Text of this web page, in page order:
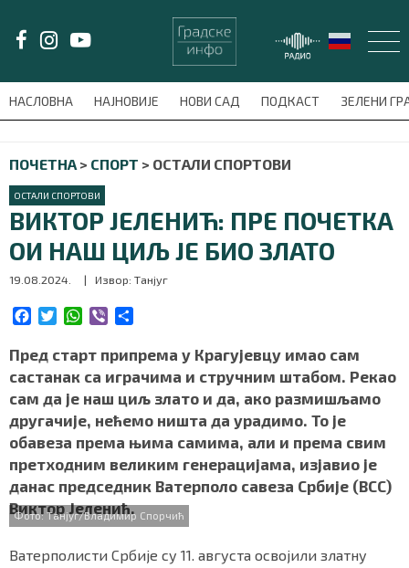
НАСЛОВНА НАЈНОВИЈЕ НОВИ САД ПОДКАСТ ЗЕЛЕНИ
meni'); $this_item = current( wp_filter_object_list(
ПОЧЕТНА > СПОРТ > ОСТАЛИ СПОРТОВИ
ОСТАЛИ СПОРТОВИ
ВИКТОР ЈЕЛЕНИЋ: ПРЕ ПОЧЕТКА
ОИ НАШ ЦИЉ ЈЕ БИО ЗЛАТО
19.08.2024. | Извор: Танјуг
c
e
b
o
o
k
i
t
t
e
r
W
a
t
s
A
p
p
b
e
r
a
r
e
Пред старт припрема у Крагујевцу имао сам
састанак са играчима и стручним штабом. Рекао
сам да је наш циљ злато и да, ако размишљамо
другачије, нећемо ништа да урадимо. То је
обавеза према њима самима, али и према свим
претходним великим генерацијама, изјавио је
данас председник Ватерполо савеза Србије (ВСС)
Виктор Јеленић.
Фото: Танјуг/Владимир Спорчић
Ватерполисти Србије су 11. августа освојили златну
LAT/ЋИР
НАСЛОВНА
НАЈНОВИЈЕ
НОВИ САД
ПОДКАСТ
ВИДЕО
СПЕЦИЈАЛИ
БЛОГ
СРБИЈА
СВЕТ